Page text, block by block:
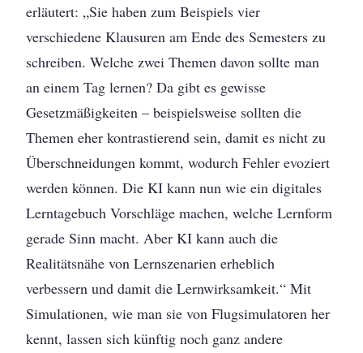
erläutert: „Sie haben zum Beispiels vier
verschiedene Klausuren am Ende des Semesters zu
schreiben. Welche zwei Themen davon sollte man
an einem Tag lernen? Da gibt es gewisse
Gesetzmäßigkeiten – beispielsweise sollten die
Themen eher kontrastierend sein, damit es nicht zu
Überschneidungen kommt, wodurch Fehler evoziert
werden können. Die KI kann nun wie ein digitales
Lerntagebuch Vorschläge machen, welche Lernform
gerade Sinn macht. Aber KI kann auch die
Realitätsnähe von Lernszenarien erheblich
verbessern und damit die Lernwirksamkeit.“ Mit
Simulationen, wie man sie von Flugsimulatoren her
kennt, lassen sich künftig noch ganz andere